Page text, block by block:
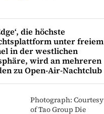
die höchste
unter freiem
in der westlichen
wird an mehreren
zu Open-Air-Nachtclub
Photograph: Courtesy
of Tao Group Die